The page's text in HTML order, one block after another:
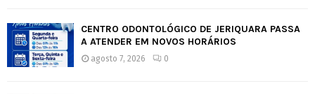
CENTRO ODONTOLÓGICO DE JERIQUARA PASSA
A ATENDER EM NOVOS HORÁRIOS
agosto 7, 2026 0